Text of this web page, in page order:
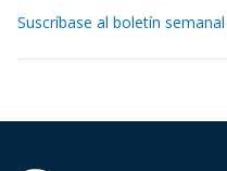
Suscríbase al boletín